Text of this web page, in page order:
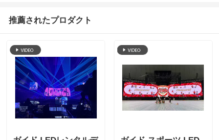
推薦されたプロダクト